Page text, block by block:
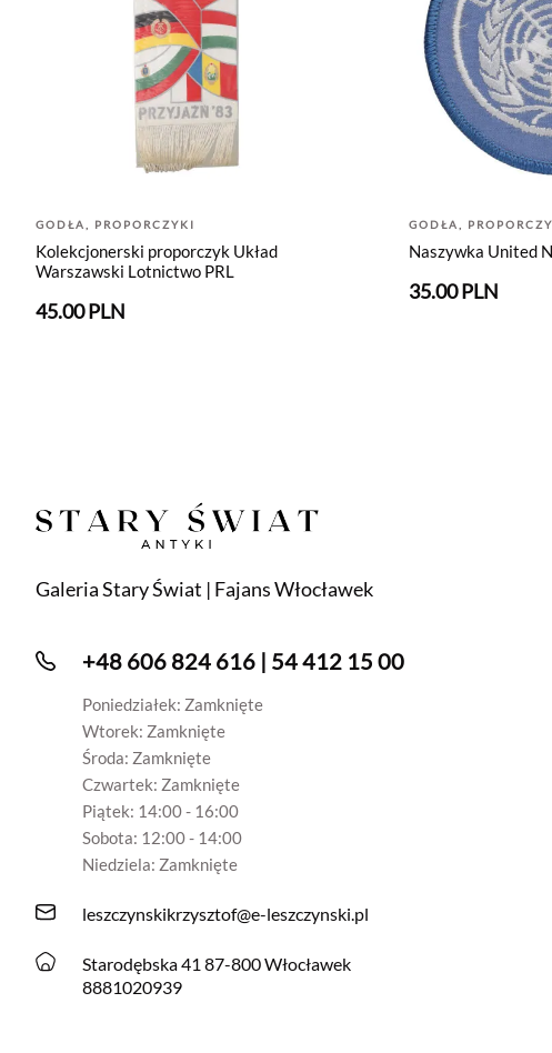
GODŁA, PROPORCZYKI
Kolekcjonerski proporczyk Układ
Warszawski Lotnictwo PRL
45.00 PLN
GODŁA,
Naszywka United
35.00 PLN
Galeria Stary Świat | Fajans Włocławek
+48 606 824 616 | 54 412 15 00
Poniedziałek: Zamknięte
Wtorek: Zamknięte
Środa: Zamknięte
Czwartek: Zamknięte
Piątek: 14:00 - 16:00
Sobota: 12:00 - 14:00
Niedziela: Zamknięte
leszczynskikrzysztof@e-leszczynski.pl
Starodębska 41 87-800 Włocławek
8881020939